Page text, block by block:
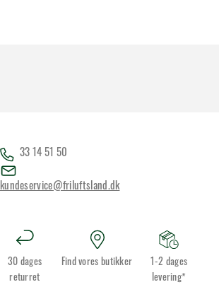
33 14 51 50
kundeservice@friluftsland.dk
30 dages
returret
Find vores butikker
1-2 dages
levering*